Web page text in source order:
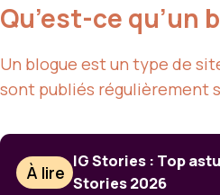
Qu’est-ce qu’un
Un blogue est un type de
sont publiés régulièrement
À lire
IG Stories : Top
Stories 2026